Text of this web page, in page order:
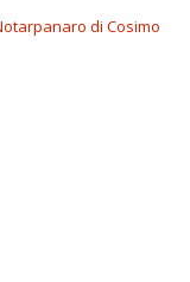
di Cosimo